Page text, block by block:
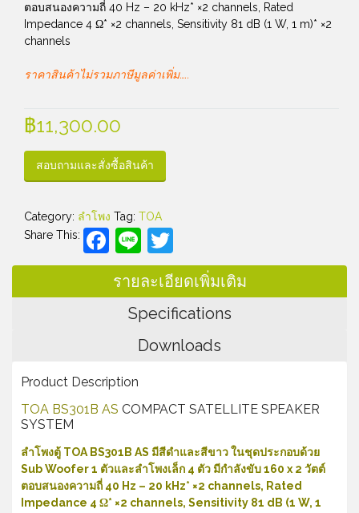
ตอบสนองความถี่ 40 Hz – 20 kHz* ×2 channels, Rated
Impedance 4 Ω* ×2 channels, Sensitivity 81 dB (1 W, 1 m)* ×2
channels
ราคาสินค้าไม่รวมภาษีมูลค่าเพิ่ม…..
฿11,300.00
สอบถามและสั่งซื้อสินค้า
Category: ลำโพง Tag: TOA
Share This:
Facebook
Line
รายละเอียดเพิ่มเติม
Specifications
Downloads
Product Description
TOA BS301B AS COMPACT SATELLITE SPEAKER
SYSTEM
ลำโพงตู้ TOA BS301B AS มีสีดำและสีขาว ในชุดประกอบด้วย
Sub Woofer 1 ตัวและลำโพงเล็ก 4 ตัว มีกำลังขับ 160 x 2 วัตต์
ตอบสนองความถี่ 40 Hz – 20 kHz* ×2 channels, Rated
Impedance 4 Ω* ×2 channels, Sensitivity 81 dB (1 W, 1